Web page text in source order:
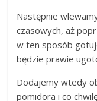
Następnie
czasowych, aż
w ten sposób
będzie prawie
Dodajemy wtedy
pomidora i co